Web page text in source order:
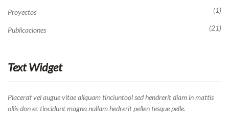
Proyectos (1)
Publicaciones (21)
Text Widget
Placerat vel augue vitae aliquam tinciuntool sed hendrerit diam in mattis
ollis don ec tincidunt magna nullam hedrerit pellen tesque pelle.